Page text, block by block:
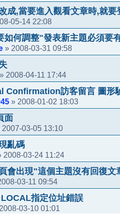
成,當要進入觀看文章時,就
05-14 22:08
如何調整"發表新主題必須要
» 2008-03-31 09:58
» 2008-04-11 17:44
Confirmation訪客留言 圖形
» 2008-01-02 18:03
面
2007-03-05 13:10
亂碼
2008-03-24 11:24
會出現"這個主題沒有回復文
03-11 09:54
指定位址錯誤
2008-03-10 01:01